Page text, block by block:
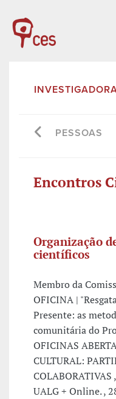
PESSOAS
Encontros
Organização
científicos
Membro da
OFICINA |
Presente: as
comunitária do
OFICINAS
CULTURAL:
UALG + Online. ,